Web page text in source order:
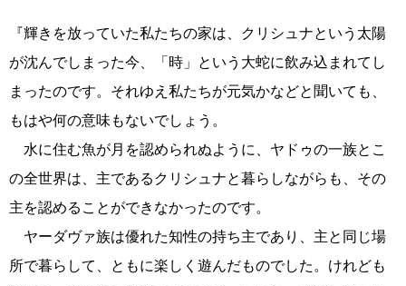
『輝きを放っていた私たちの家は、クリシュナという太陽
が沈んでしまった今、「時」という大蛇に飲み込まれてし
まったのです。それゆえ私たちが元気かなどと聞いても、
もはや何の意味もないでしょう。
水に住む魚が月を認められぬように、ヤドゥの一族とこ
の全世界は、主であるクリシュナと暮らしながらも、その
主を認めることができなかったのです。
ヤーダヴァ族は優れた知性の持ち主であり、主と同じ場
所で暮らして、ともに楽しく遊んだものでした。けれども